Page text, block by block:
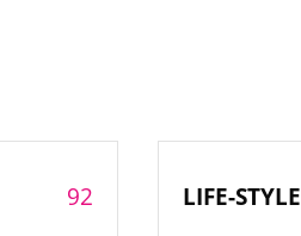
92 LIFE-STYLE